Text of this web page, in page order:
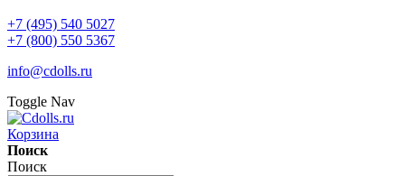
+7 (495) 540 5027
+7 (800) 550 5367
info@cdolls.ru
Toggle Nav
Корзина
Поиск
Поиск